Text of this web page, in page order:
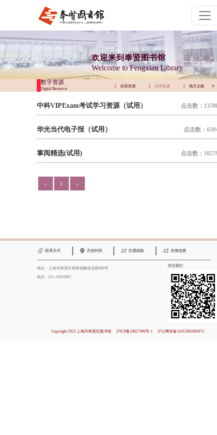
欢迎来到奉贤图书馆
Welcome to Fengxian Library
数字资源
Digital Resource
地方文献 在馆资源 试用资源 地方文献
中科VIPExam考试学习资源（试用） 点击数：
华光当代电子报（试用） 点击数：
掌阅精选(试用) 点击数：
« 1 »
联系方式 开放时间 交通线路 友情连接
地址：上海市奉贤区南桥镇解放东路889号
电话：021-33610901
关注我们
Copyright 2023 上海市奉贤区图书馆 沪ICP备10027306号-1 沪公网安备31012002005873